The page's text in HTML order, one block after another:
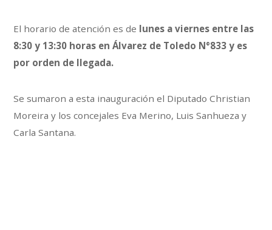
El horario de atención es de lunes a viernes entre las
8:30 y 13:30 horas en Álvarez de Toledo N°833 y es
por orden de llegada.
Se sumaron a esta inauguración el Diputado Christian
Moreira y los concejales Eva Merino, Luis Sanhueza y
Carla Santana.